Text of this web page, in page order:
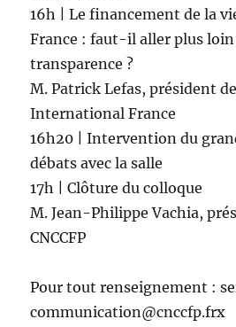
16h | Le financement de la
France : faut-il aller plus
transparence ?
M. Patrick Lefas, président
International France
16h20 | Intervention du
débats avec la salle
17h | Clôture du colloque
M. Jean-Philippe Vachia,
CNCCFP
Pour tout renseignement :
communication@cnccfp.frx